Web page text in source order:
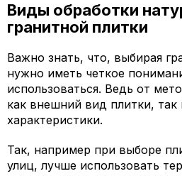
Виды обработки
гранитной плитки
Важно знать, что, выбирая
нужно иметь четкое
использоваться. Ведь от
как внешний вид плитки, так
характеристики.
Так, например при выборе
улиц, лучше использовать